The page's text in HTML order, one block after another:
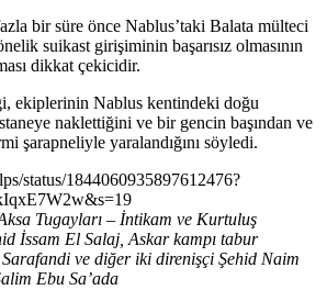
bir süre önce Nablus’taki Balata mülteci
suikast girişiminin başarısız olmasının
dikkat çekicidir.
ekiplerinin Nablus kentindeki doğu
naklettiğini ve bir gencin başından ve
şarapneliyle yaralandığını söyledi.
status/1844060935897612476?
Tugayları – İntikam ve Kurtuluş
İssam El Salaj, Askar kampı tabur
ve diğer iki direnişçi Şehid Naim
Ebu Sa’ada